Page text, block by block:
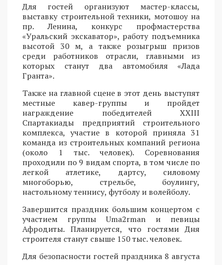
Для гостей организуют мастер-классы,
выставку строительной техники, мотошоу на
пр. Ленина, конкурс профмастерства
«Уральский экскаватор», работу подъемника
высотой 30 м, а также розыгрыш призов
среди работников отрасли, главными из
которых станут два автомобиля «Лада
Гранта».
Также на главной сцене в этот день выступят
местные кавер-группы и пройдет
награждение победителей XXIII
Спартакиады предприятий строительного
комплекса, участие в которой приняла 31
команда из строительных компаний региона
(около 1 тыс. человек). Соревнования
проходили по 9 видам спорта, в том числе по
легкой атлетике, дартсу, силовому
многоборью, стрельбе, боулингу,
настольному теннису, футболу и волейболу.
Завершится праздник большим концертом с
участием группы Uma2rman и певицы
Афродиты. Планируется, что гостями Дня
строителя станут свыше 150 тыс. человек.
Для безопасности гостей праздника 8 августа